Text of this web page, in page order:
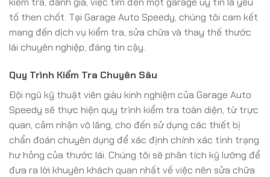
tố then chốt. Tại Garage Auto Speedy, chúng tôi cam kết
mang đến dịch vụ kiểm tra, sửa chữa và thay thế thước
lái chuyên nghiệp, đáng tin cậy.
Quy Trình Kiểm Tra Chuyên Sâu
Đội ngũ kỹ thuật viên giàu kinh nghiệm của Garage Auto
Speedy sẽ thực hiện quy trình kiểm tra toàn diện, từ trực
quan, cảm nhận vô lăng, cho đến sử dụng các thiết bị
chẩn đoán chuyên dụng để xác định chính xác tình trạng
hư hỏng của thước lái. Chúng tôi sẽ phân tích kỹ lưỡng để
đưa ra lời khuyên khách quan nhất về việc nên sửa chữa